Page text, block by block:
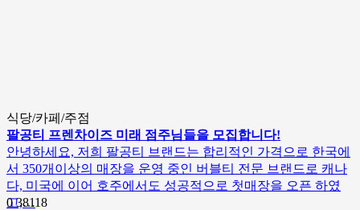
식당/카페/주점
팔공티 프렌차이즈 미래 점주님들을 모집합니다!
안녕하세요, 저희 팔공티 브랜드는 합리적인 가격으로 한국에
서 350개이상의 매장을 운영 중인 버블티 전문 브랜드로 캐나
다, 미국에 이어 호주에서도 성공적으로 첫매장을 오픈 하였
고,…
038118